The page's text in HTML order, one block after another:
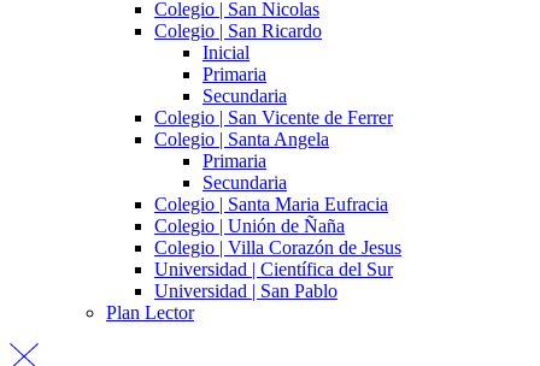
Colegio | San Nicolas
Colegio | San Ricardo
Inicial
Primaria
Secundaria
Colegio | San Vicente de Ferrer
Colegio | Santa Angela
Primaria
Secundaria
Colegio | Santa Maria Eufracia
Colegio | Unión de Ñaña
Colegio | Villa Corazón de Jesus
Universidad | Científica del Sur
Universidad | San Pablo
Plan Lector